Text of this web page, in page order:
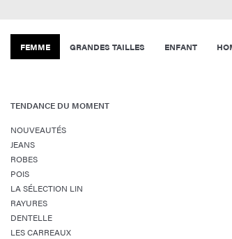
FEMME GRANDES TAILLES ENFANT
TENDANCE DU MOMENT
NOUVEAUTÉS
JEANS
ROBES
POIS
LA SÉLECTION LIN
RAYURES
DENTELLE
LES CARREAUX